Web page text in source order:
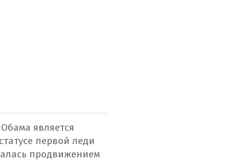
является
первой леди
продвижением